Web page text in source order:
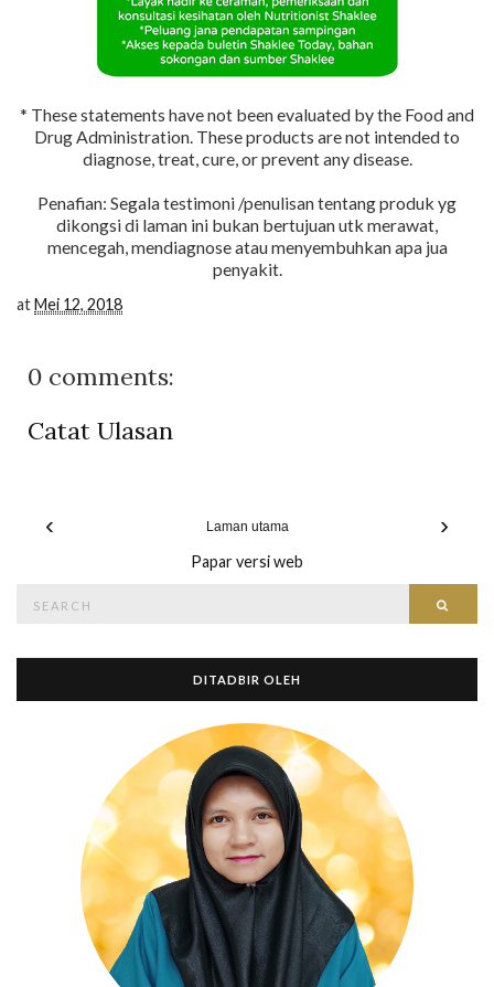
* These statements have not been evaluated by the Food and
Drug Administration. These products are not intended to
diagnose, treat, cure, or prevent any disease.
Penafian: Segala testimoni /penulisan tentang produk yg
dikongsi di laman ini bukan bertujuan utk merawat,
mencegah, mendiagnose atau menyembuhkan apa jua
penyakit.
atMei 12, 2018
0 comments:
Catat Ulasan
‹ ›
Laman utama
Papar versi web
for:
DITADBIR OLEH